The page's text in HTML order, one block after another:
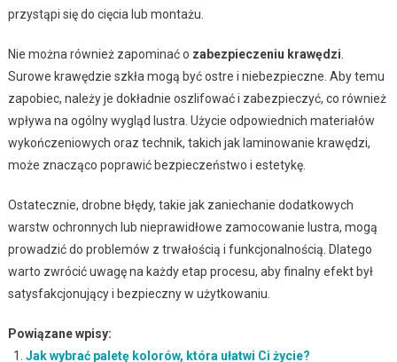
przystąpi się do cięcia lub montażu.
Nie można również zapominać o zabezpieczeniu krawędzi
Surowe krawędzie szkła mogą być ostre i niebezpieczne. Aby temu
zapobiec, należy je dokładnie oszlifować i zabezpieczyć, co również
wpływa na ogólny wygląd lustra. Użycie odpowiednich materiałów
wykończeniowych oraz technik, takich jak laminowanie krawędzi,
może znacząco poprawić bezpieczeństwo i estetykę.
Ostatecznie, drobne błędy, takie jak zaniechanie dodatkowych
warstw ochronnych lub nieprawidłowe zamocowanie lustra, mogą
prowadzić do problemów z trwałością i funkcjonalnością. Dlatego
warto zwrócić uwagę na każdy etap procesu, aby finalny efekt był
satysfakcjonujący i bezpieczny w użytkowaniu.
Powiązane wpisy:
Jak wybrać paletę kolorów, która ułatwi Ci życie?